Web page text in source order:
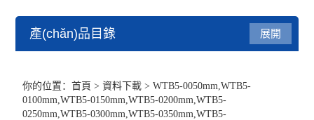
產(chǎn)品目錄
球柵尺
展開
你的位置：首頁 >資料下載 > WTB5-0050mm,WTB5-
0100mm,WTB5-0150mm,WTB5-0200mm,WTB5-
0250mm,WTB5-0300mm,WTB5-0350mm,WTB5-